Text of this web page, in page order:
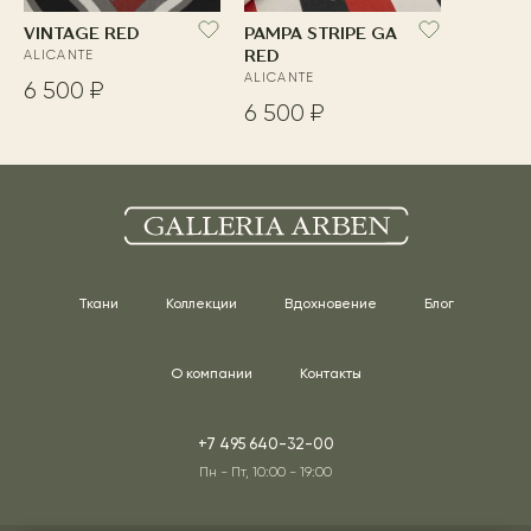
VINTAGE RED
ALICANTE
6 500 ₽
PAMPA STRIPE GA
RED
ALICANTE
6 500 ₽
Ткани Коллекции Вдохновение Блог
О компании Контакты
+7 495 640-32-00
Пн - Пт, 10:00 - 19:00